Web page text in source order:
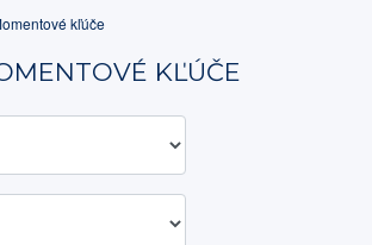
kľúče
KĽÚČE